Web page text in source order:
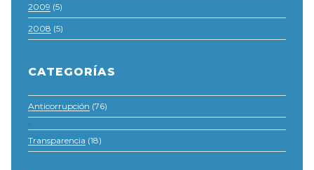
2009 (5)
2008 (5)
CATEGORÍAS
Anticorrupción (76)
·
Transparencia (18)